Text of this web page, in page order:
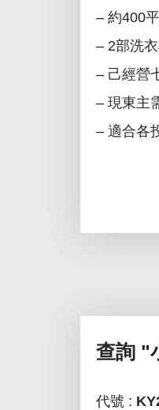
– 約400
– 2部洗
– 己經營
– 現東主
– 適合各
查詢 "
代號 :